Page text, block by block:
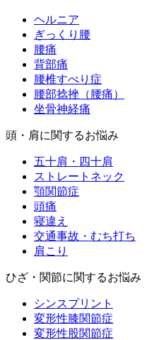
ヘルニア
ぎっくり腰
腰痛
背部痛
腰椎すべり症
腰部捻挫（腰痛）
坐骨神経痛
頭・肩に関するお悩み
五十肩・四十肩
ストレートネック
顎関節症
頭痛
寝違え
交通事故・むち打ち
肩こり
ひざ・関節に関するお悩み
シンスプリント
変形性膝関節症
変形性股関節症